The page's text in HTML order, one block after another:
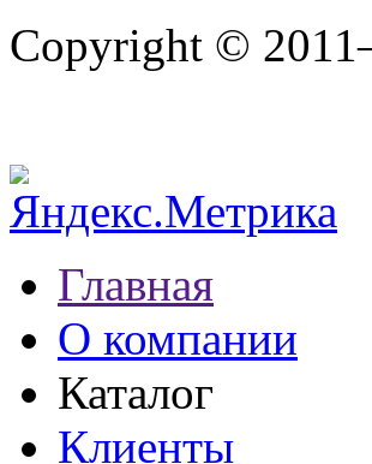
Copyright ©
Главная
О компании
Каталог
Клиенты